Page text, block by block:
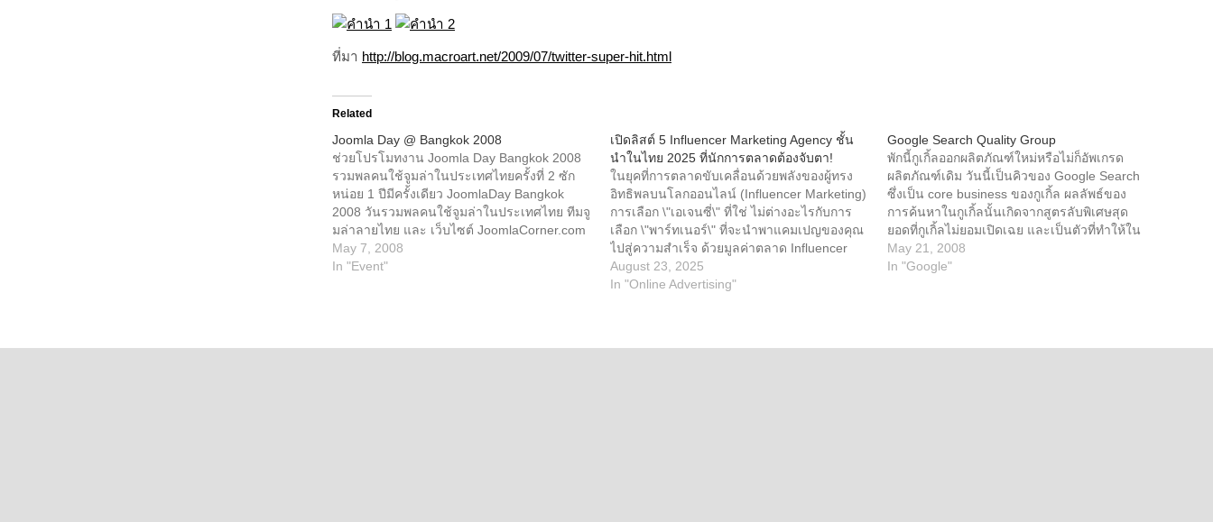
ที่มา http://blog.macroart.net/2009/07/twitter-super-hit.html
Related
Joomla Day @ Bangkok 2008
ช่วยโปรโมทงาน Joomla Day Bangkok 2008
รวมพลคนใช้จูมล่าในประเทศไทยครั้งที่ 2 ซัก
หน่อย 1 ปีมีครั้งเดียว JoomlaDay Bangkok
2008 วันรวมพลคนใช้จูมล่าในประเทศไทย ทีมจู
มล่าลายไทย และ เว็บไซต์ JoomlaCorner.com
ร่วมกับ ศูนย์เทคโนโลยีอิเล็กทรอนิกส์และ
คอมพิวเตอร์แห่งชาติ (NECTEC) และ สมาคม
May 7, 2008
In "Event"
เปิดลิสต์ 5 Influencer Marketing Agency ชั้น
นำในไทย 2025 ที่นักการตลาดต้องจับตา!
ในยุคที่การตลาดขับเคลื่อนด้วยพลังของผู้ทรง
อิทธิพลบนโลกออนไลน์ (Influencer Marketing)
การเลือก \"เอเจนซี่\" ที่ใช่ ไม่ต่างอะไรกับการ
เลือก \"พาร์ทเนอร์\" ที่จะนำพาแคมเปญของคุณ
ไปสู่ความสำเร็จ ด้วยมูลค่าตลาด Influencer
Marketing ในไทยที่พุ่งสูงกว่า 53 ล้านดอลลาร์
สหรัฐในปี 2023 และยังคงเติบโตไม่หยุด ทำให้
August 23, 2025
In "Online Advertising"
Google Search Quality Group
พักนี้กูเกิ้ลออกผลิตภัณฑ์ใหม่หรือไม่ก็อัพเกรด
ผลิตภัณฑ์เดิม วันนี้เป็นคิวของ Google Search
ซึ่งเป็น core business ของกูเกิ้ล ผลลัพธ์ของ
การค้นหาในกูเกิ้ลนั้นเกิดจากสูตรลับพิเศษสุด
ยอดที่กูเกิ้ลไม่ยอมเปิดเฉย และเป็นตัวที่ทำให้ใน
ปัจุบันกูเกิ้ลทิ้งห่างคู่แข่งไกลลิบ การที่จะให้เวบ
ไซต์หรือหน้าเวบของเราอยู่ในอันดับต้นๆ
May 21, 2008
In "Google"